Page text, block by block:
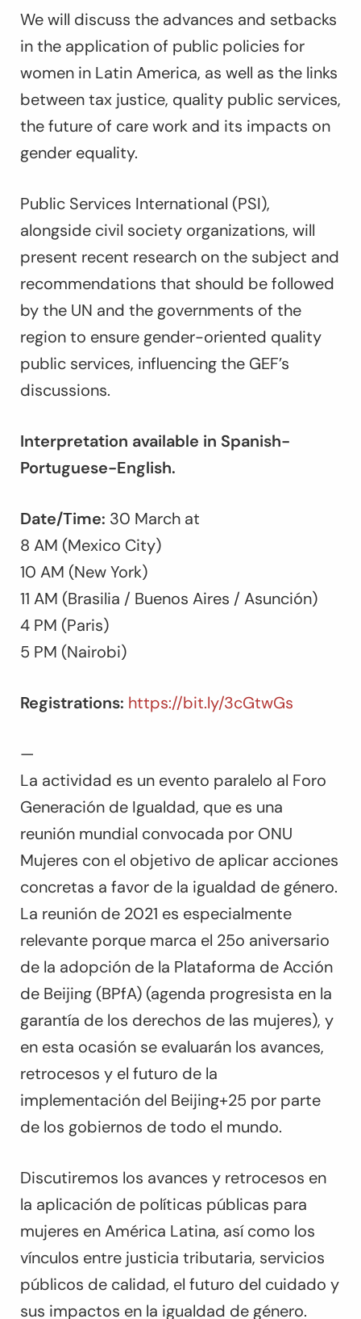
We will discuss the advances and setbacks
in the application of public policies for
women in Latin America, as well as the links
between tax justice, quality public services,
the future of care work and its impacts on
gender equality.
Public Services International (PSI),
alongside civil society organizations, will
present recent research on the subject and
recommendations that should be followed
by the UN and the governments of the
region to ensure gender-oriented quality
public services, influencing the GEF’s
discussions.
Interpretation available in Spanish-
Portuguese-English.
Date/Time: 30 March at
8 AM (Mexico City)
10 AM (New York)
11 AM (Brasilia / Buenos Aires / Asunción)
4 PM (Paris)
5 PM (Nairobi)
Registrations: https://bit.ly/3cGtwGs
—
La actividad es un evento paralelo al Foro
Generación de Igualdad, que es una
reunión mundial convocada por ONU
Mujeres con el objetivo de aplicar acciones
concretas a favor de la igualdad de género.
La reunión de 2021 es especialmente
relevante porque marca el 25o aniversario
de la adopción de la Plataforma de Acción
de Beijing (BPfA) (agenda progresista en la
garantía de los derechos de las mujeres), y
en esta ocasión se evaluarán los avances,
retrocesos y el futuro de la
implementación del Beijing+25 por parte
de los gobiernos de todo el mundo.
Discutiremos los avances y retrocesos en
la aplicación de políticas públicas para
mujeres en América Latina, así como los
vínculos entre justicia tributaria, servicios
públicos de calidad, el futuro del cuidado y
sus impactos en la igualdad de género.